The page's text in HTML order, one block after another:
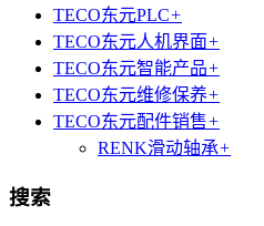
TECO东元PLC+
TECO东元人机界面+
TECO东元智能产品+
TECO东元维修保养+
TECO东元配件销售+
RENK滑动轴承+
搜索